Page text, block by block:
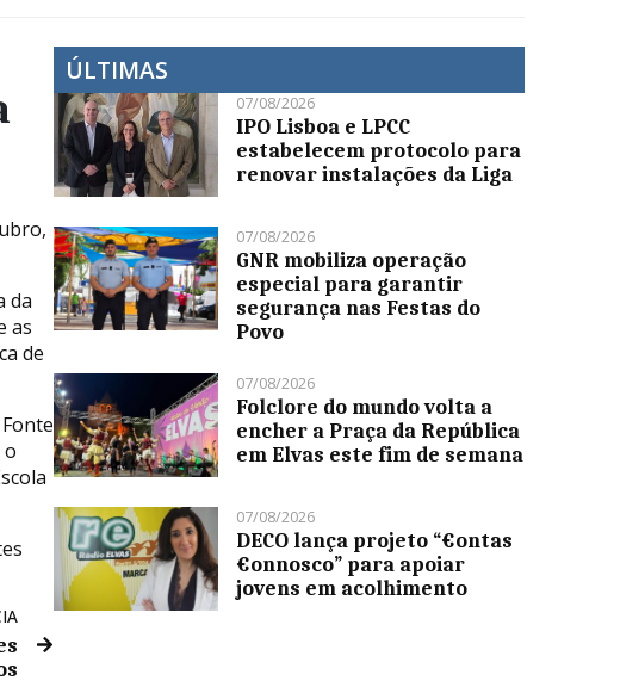
da
as
de
o
ÚLTIMAS
07/08/2026
IPO Lisboa e LPCC
estabelecem protocolo para
renovar instalações da Liga
07/08/2026
GNR mobiliza operação
especial para garantir
segurança nas Festas do
Povo
07/08/2026
Folclore do mundo volta a
encher a Praça da República
em Elvas este fim de semana
07/08/2026
DECO lança projeto “€ontas
€onnosco” para apoiar
jovens em acolhimento